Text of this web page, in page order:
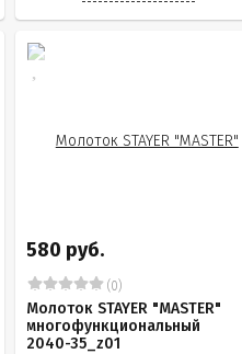
580 руб.
(0)
Молоток STAYER "MASTER"
многофункциональный
2040-35_z01